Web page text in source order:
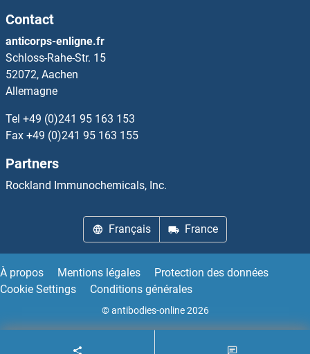
Galectin 10 Kits ELISA
Galectin 3 Kits ELISA
GALK1 Kits ELISA
GALK2 Kits ELISA
GALM Kits ELISA
GALNT10 Kits ELISA
GALNT7 Kits ELISA
GALP Kits ELISA
Contact
anticorps-enligne.fr
Schloss-Rahe-Str. 15
52072, Aachen
Allemagne
Tel +49 (0)241 95 163 153
Fax +49 (0)241 95 163 155
Partners
Rockland Immunochemicals, Inc.
Français France
À propos Mentions légales
Protection des données
Cookie Settings
Conditions générales
© antibodies-online 2026